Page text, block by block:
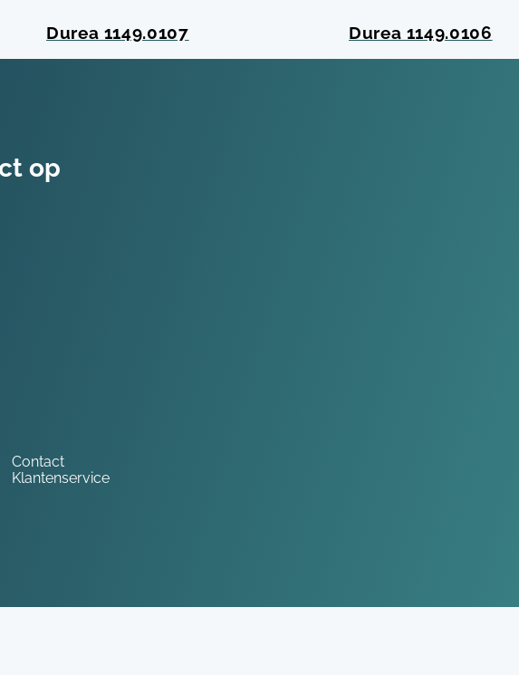
Durea 1149.0107 Durea 1149.0106
op
Contact
Klantenservice